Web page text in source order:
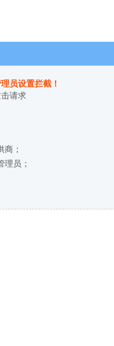
员设置拦截！
请求
；
员；